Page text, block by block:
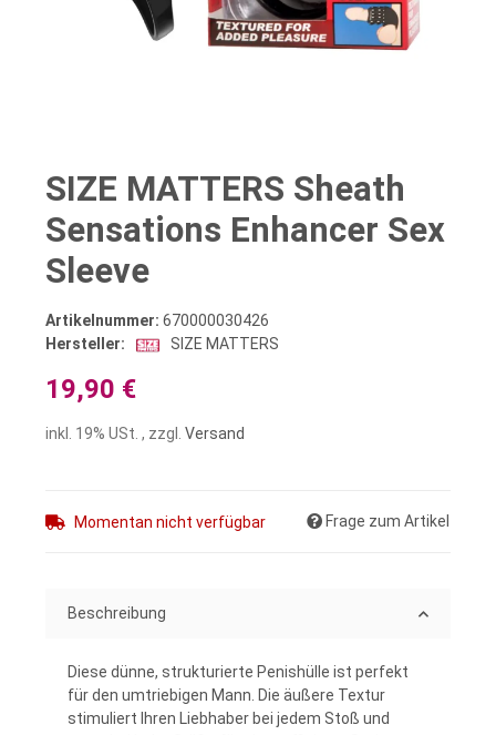
SIZE MATTERS Sheath
Sensations Enhancer Sex
Sleeve
Artikelnummer: 670000030426
Hersteller:
SIZE MATTERS
19,90 €
inkl. 19% USt. , zzgl. Versand
Momentan nicht verfügbar Frage zum Artikel
Beschreibung
Diese dünne, strukturierte Penishülle ist perfekt
für den umtriebigen Mann. Die äußere Textur
stimuliert Ihren Liebhaber bei jedem Stoß und